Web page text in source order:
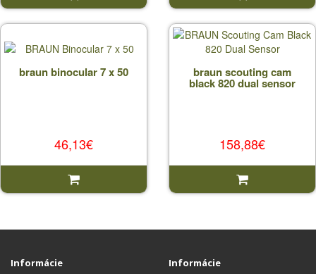
braun binocular 7 x 50
46,13€
braun scouting cam
black 820 dual sensor
158,88€
Informácie Informácie